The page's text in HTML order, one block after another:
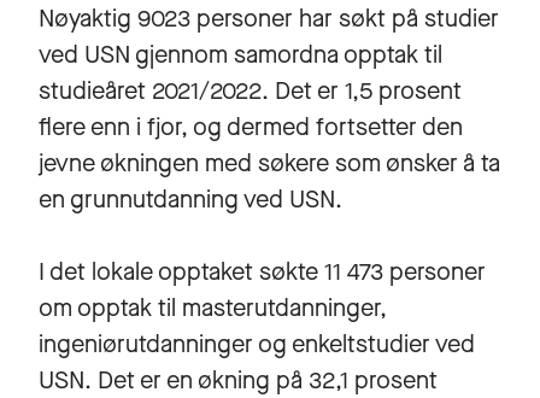
Nøyaktig 9023 personer har søkt på studier
ved USN gjennom samordna opptak til
studieåret 2021/2022. Det er 1,5 prosent
flere enn i fjor, og dermed fortsetter den
jevne økningen med søkere som ønsker å ta
en grunnutdanning ved USN.
I det lokale opptaket søkte 11 473 personer
om opptak til masterutdanninger,
ingeniørutdanninger og enkeltstudier ved
USN. Det er en økning på 32,1 prosent